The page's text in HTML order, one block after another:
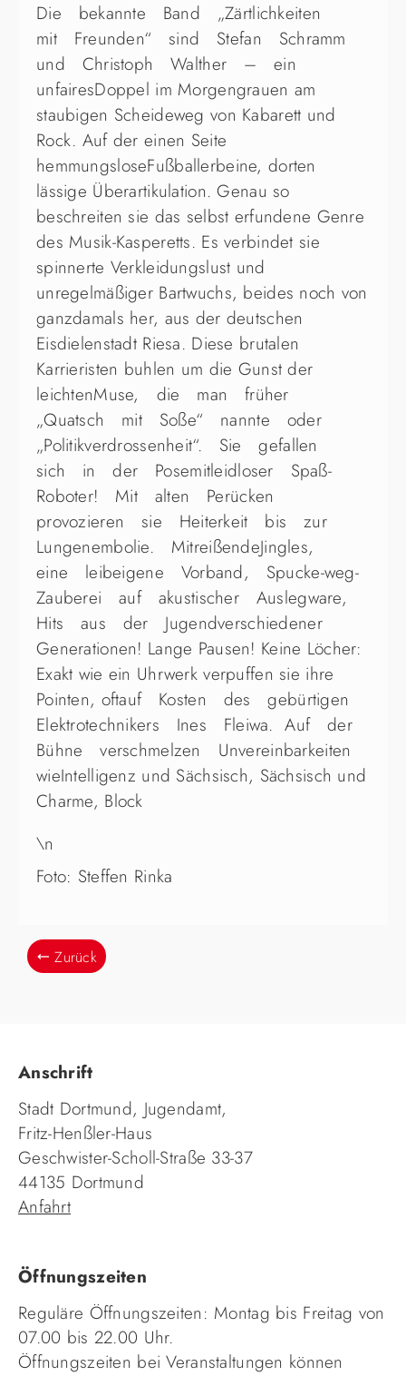
Die bekannte Band „Zärtlichkeiten
mit Freunden“ sind Stefan Schramm
und Christoph Walther – ein
unfairesDoppel im Morgengrauen am
staubigen Scheideweg von Kabarett und
Rock. Auf der einen Seite
hemmungsloseFußballerbeine, dorten
lässige Überartikulation. Genau so
beschreiten sie das selbst erfundene Genre
des Musik-Kasperetts. Es verbindet sie
spinnerte Verkleidungslust und
unregelmäßiger Bartwuchs, beides noch von
ganzdamals her, aus der deutschen
Eisdielenstadt Riesa. Diese brutalen
Karrieristen buhlen um die Gunst der
leichtenMuse, die man früher
„Quatsch mit Soße“ nannte oder
„Politikverdrossenheit“. Sie gefallen
sich in der Posemitleidloser Spaß-
Roboter! Mit alten Perücken
provozieren sie Heiterkeit bis zur
Lungenembolie. MitreißendeJingles,
eine leibeigene Vorband, Spucke-weg-
Zauberei auf akustischer Auslegware,
Hits aus der Jugendverschiedener
Generationen! Lange Pausen! Keine Löcher:
Exakt wie ein Uhrwerk verpuffen sie ihre
Pointen, oftauf Kosten des gebürtigen
Elektrotechnikers Ines Fleiwa. Auf der
Bühne verschmelzen Unvereinbarkeiten
wieIntelligenz und Sächsisch, Sächsisch und
Charme, Block
\n
Foto: Steffen Rinka
Zurück
Anschrift
Stadt Dortmund, Jugendamt,
Fritz-Henßler-Haus
Geschwister-Scholl-Straße 33-37
44135 Dortmund
Anfahrt
Öffnungszeiten
Reguläre Öffnungszeiten: Montag bis Freitag von
07.00 bis 22.00 Uhr.
Öffnungszeiten bei Veranstaltungen können